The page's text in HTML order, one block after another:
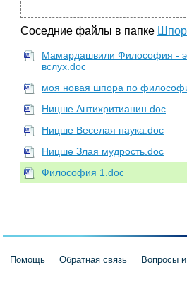
Соседние файлы в папке
Мамардашвили Философия -
вслух.doc
моя новая шпора по
Ницше Антихритианин.doc
Ницше Веселая наука.doc
Ницше Злая мудрость.doc
Философия 1.doc
Помощь Обратная связь Вопросы